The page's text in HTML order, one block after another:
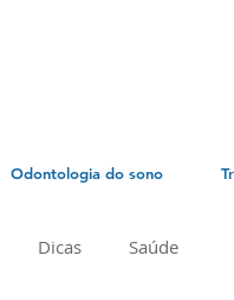
Odontologia do sono
Dicas Saúde